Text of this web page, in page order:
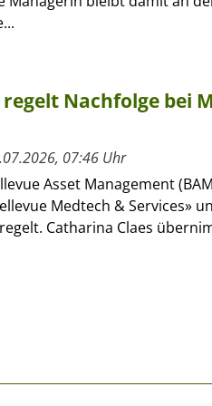
Nachfolge bei
07:46 Uhr
Asset Management
Medtech & Services»
Catharina Claes